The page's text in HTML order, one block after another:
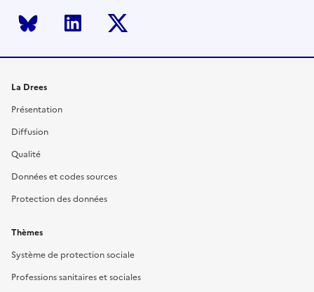
Bluesky LinkedIn
La Drees
Présentation
Diffusion
Qualité
Données et codes sources
Protection des données
Thèmes
Système de protection sociale
Professions sanitaires et sociales